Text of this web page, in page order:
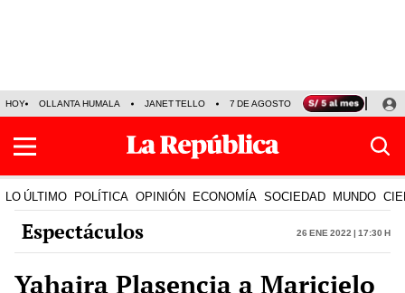
HOY OLLANTA HUMALA JANET TELLO 7 DE AGOSTO TINKA RESULTADOS
LO ÚLTIMO POLÍTICA OPINIÓN ECONOMÍA SOCIEDAD MUNDO
Espectáculos 26 Ene 2022 | 17:30 h
Yahaira Plasencia a Maricielo